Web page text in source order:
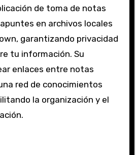
de toma de notas
en archivos locales
garantizando privacidad
tu información. Su
enlaces entre notas
red de conocimientos
la organización y el